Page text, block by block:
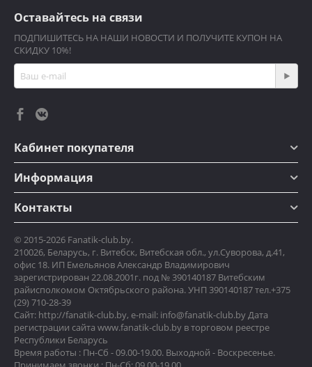
Оставайтесь на связи
ПОДПИШИТЕСЬ НА НАШИ НОВОСТИ И ПОЛУЧИТЕ КУПОН НА
СКИДКУ 10%!
Кабинет покупателя
Информация
Контакты
© 2015-2026 Fanatik-club.by.
210026, Беларусь, г. Витебск, Витебская обл., ул.Суворова, д.41,
офис 18. ИП Емельянов Александр Владимирович
зарегистрирован 22.08.2001г. под № 390140187 Витебским
райисполкомом Октябрьского района. УНП 390140187 тел.+375
(29) 710-28-39
Сайт: http://fanatik-club.by, e-mail: info@fanatik-club.by Дата
регистрации сайта www.fanatik-club.by в торговом реестре
Республики Беларусь
Время работы : Пн-Сб - 09.00-19.00. Выходной - Воскресенье.